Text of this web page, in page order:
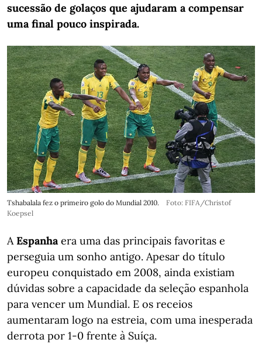
sucessão de golaços que ajudaram a compensar
uma final pouco inspirada.
Tshabalala fez o primeiro golo do Mundial 2010.
Foto: FIFA/Christof
Koepsel
A Espanha era uma das principais favoritas e
perseguia um sonho antigo. Apesar do título
europeu conquistado em 2008, ainda existiam
dúvidas sobre a capacidade da seleção espanhola
para vencer um Mundial. E os receios
aumentaram logo na estreia, com uma inesperada
derrota por 1-0 frente à Suíça.